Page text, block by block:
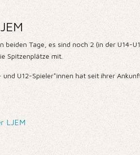
beiden Tage, es sind noch 2 (in der U14-
Spitzenplätze mit.
und U12-Spieler*innen hat seit ihrer
LJEM